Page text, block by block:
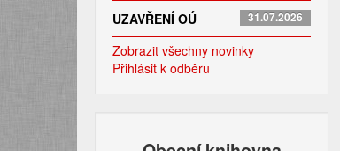
UZAVŘENÍ OÚ 31.07.2026
Zobrazit všechny novinky
Přihlásit k odběru